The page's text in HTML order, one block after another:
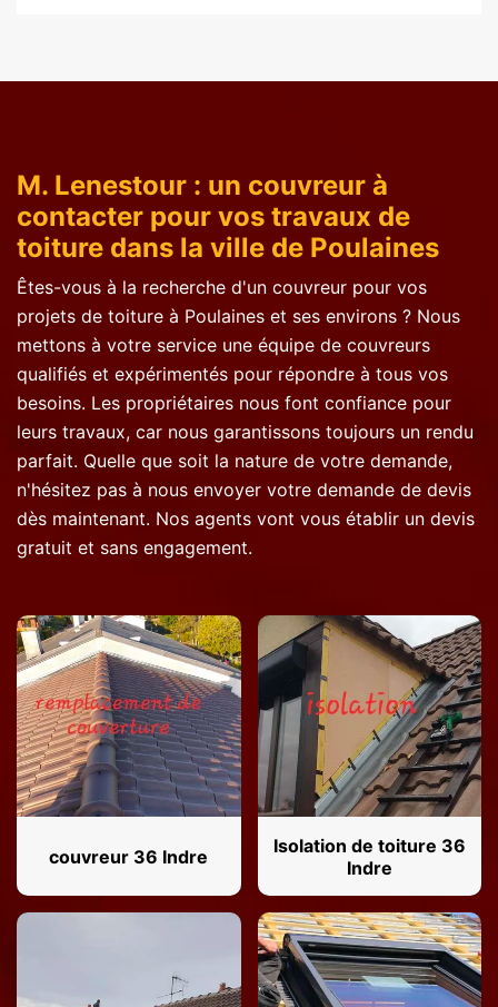
M. Lenestour : un couvreur à
contacter pour vos travaux de
toiture dans la ville de Poulaines
Êtes-vous à la recherche d'un couvreur pour vos
projets de toiture à Poulaines et ses environs ? Nous
mettons à votre service une équipe de couvreurs
qualifiés et expérimentés pour répondre à tous vos
besoins. Les propriétaires nous font confiance pour
leurs travaux, car nous garantissons toujours un rendu
parfait. Quelle que soit la nature de votre demande,
n'hésitez pas à nous envoyer votre demande de devis
dès maintenant. Nos agents vont vous établir un devis
gratuit et sans engagement.
couvreur 36 Indre
Isolation de toiture 36
Indre